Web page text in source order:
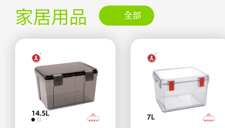
家居用品 全部